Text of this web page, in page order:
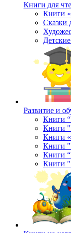
Книги для
Книги
Сказки
Развитие и
Книги
Книги
Книги
Книги
Книги
Книги